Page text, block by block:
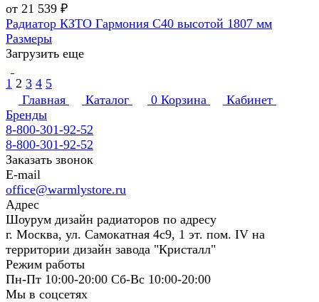
от 21 539 ₽
Радиатор КЗТО Гармония С40 высотой 1807 мм
Размеры
Загрузить еще
1 2 3 4 5
Главная
Каталог 0 Корзина
Кабинет
Бренды
8-800-301-92-52
8-800-301-92-52
Заказать звонок
E-mail
office@warmlystore.ru
Адрес
Шоурум дизайн радиаторов по адресу
г. Москва, ул. Самокатная 4с9, 1 эт. пом. IV на
территории дизайн завода "Кристалл"
Режим работы
Пн-Пт 10:00-20:00 Сб-Вс 10:00-20:00
Мы в соцсетях